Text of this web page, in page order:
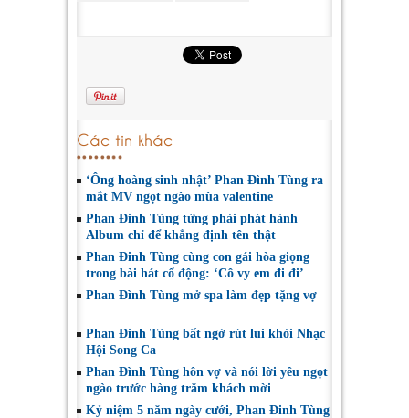
Các tin khác
‘Ông hoàng sinh nhật’ Phan Đình Tùng ra
mắt MV ngọt ngào mùa valentine
Phan Đinh Tùng từng phải phát hành
Album chỉ để khẳng định tên thật
Phan Đinh Tùng cùng con gái hòa giọng
trong bài hát cổ động: ‘Cô vy em đi đi’
Phan Đình Tùng mở spa làm đẹp tặng vợ
Phan Đinh Tùng bất ngờ rút lui khỏi Nhạc
Hội Song Ca
Phan Đình Tùng hôn vợ và nói lời yêu ngọt
ngào trước hàng trăm khách mời
Kỷ niệm 5 năm ngày cưới, Phan Đinh Tùng